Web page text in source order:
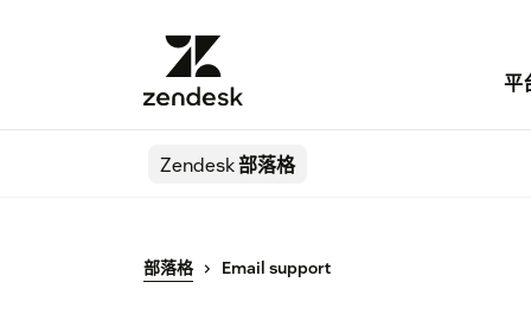
平
Zendesk部落格
部落格 Email support